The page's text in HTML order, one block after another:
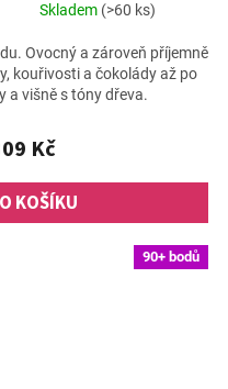
Skladem (>60 ks)
Kč
KOŠÍKU
Ovocný a zároveň příjemně
kouřivosti a čokolády až po
a višně s tóny dřeva.
90+ bodů